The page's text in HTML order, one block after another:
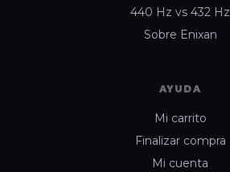
440 Hz vs 432 Hz
Sobre Enixan
AYUDA
Mi carrito
Finalizar compra
Mi cuenta